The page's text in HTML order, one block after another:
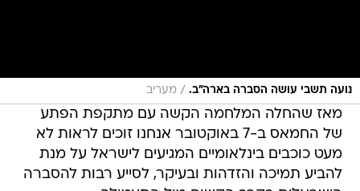
נועה תשבי עושה הסברה בארה"ב. / מעריב
מאז שהחלה המלחמה הקשה עם מתקפת הפתע
של החמאס ב-7 באוקטובר אנחנו זוכים לראות לא
מעט כוכבים בינלאומיים המגיעים לישראל על מנת
להביע תמיכה והזדהות ובעיקר, לסייע רבות להסברה